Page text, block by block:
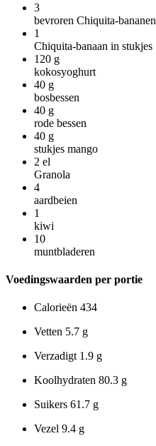
3
bevroren Chiquita-bananen
1
Chiquita-banaan in stukjes
120 g
kokosyoghurt
40 g
bosbessen
40 g
rode bessen
40 g
stukjes mango
2 el
Granola
4
aardbeien
1
kiwi
10
muntbladeren
Voedingswaarden per portie
Calorieën 434
Vetten 5.7 g
Verzadigt 1.9 g
Koolhydraten 80.3 g
Suikers 61.7 g
Vezel 9.4 g